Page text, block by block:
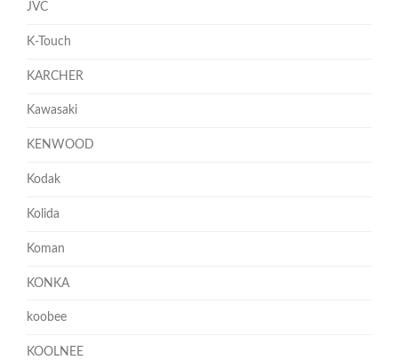
JVC
K-Touch
KARCHER
Kawasaki
KENWOOD
Kodak
Kolida
Koman
KONKA
koobee
KOOLNEE